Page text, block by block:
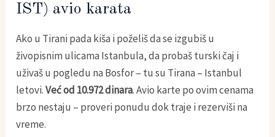
IST) avio karata
Ako u Tirani pada kiša i poželiš da se izgubiš u
živopisnim ulicama Istanbula, da probaš turski čaj i
uživaš u pogledu na Bosfor – tu su Tirana – Istanbul
letovi.Već od 10.972 dinara. Avio karte po ovim cenama
brzo nestaju – proveri ponudu dok traje i rezerviši na
vreme.